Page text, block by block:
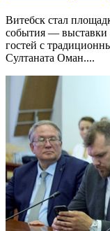
Витебск стал
события — выставки
гостей с
Султаната Оман....